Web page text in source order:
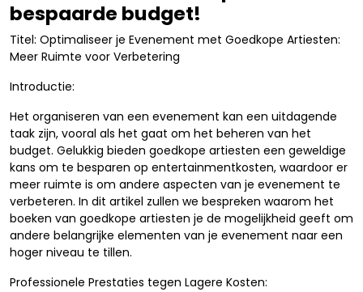
bespaarde budget!
Titel: Optimaliseer je Evenement met Goedkope Artiesten:
Meer Ruimte voor Verbetering
Introductie:
Het organiseren van een evenement kan een uitdagende
taak zijn, vooral als het gaat om het beheren van het
budget. Gelukkig bieden goedkope artiesten een geweldige
kans om te besparen op entertainmentkosten, waardoor er
meer ruimte is om andere aspecten van je evenement te
verbeteren. In dit artikel zullen we bespreken waarom het
boeken van goedkope artiesten je de mogelijkheid geeft om
andere belangrijke elementen van je evenement naar een
hoger niveau te tillen.
Professionele Prestaties tegen Lagere Kosten: